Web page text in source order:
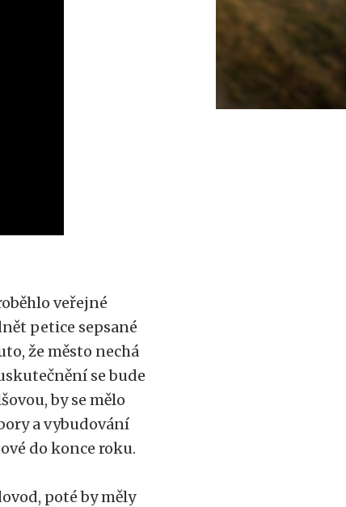
veřejné
petice sepsané
že město nechá
se bude
by se mělo
a vybudování
do konce roku.
poté by měly